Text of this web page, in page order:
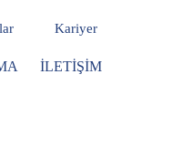
Kariyer
İLETIŞIM